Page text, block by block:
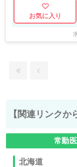
お気に入り
【関連リンクか
常勤
北海道